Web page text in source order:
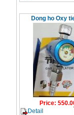
Dong ho Oxy
Price:
Detail